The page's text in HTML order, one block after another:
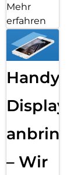
Mehr
erfahren
Handy
– Wir